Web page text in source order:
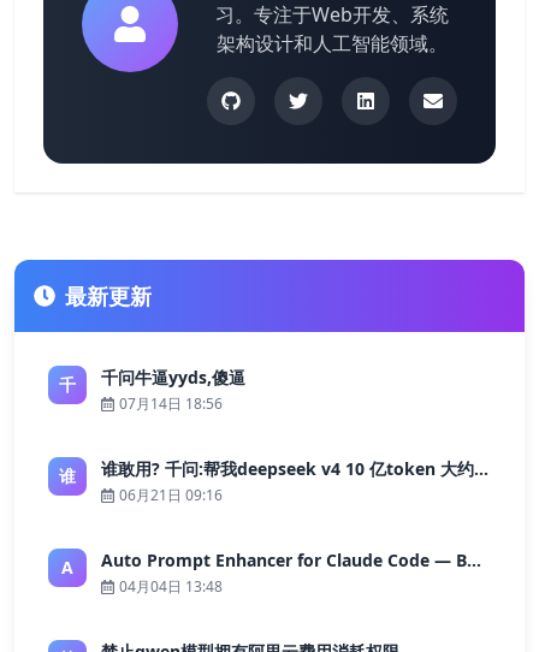
习。专注于Web开发、系统
架构设计和人工智能领域。
最新更新
千 千问牛逼yyds,傻逼
07月14日 18:56
谁 谁敢用? 千问:帮我deepseek v4 10 亿token 大约多少花费 ?
06月21日 09:16
A Auto Prompt Enhancer for Claude Code — Building a Highly Reliable AI Programming Workflow
04月04日 13:48